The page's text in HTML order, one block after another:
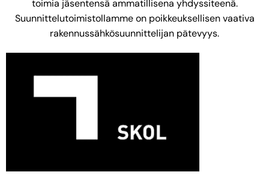
toimia jäsentensä ammatillisena yhdyssiteenä.
Suunnittelutoimistollamme on poikkeuksellisen vaativa
rakennussähkösuunnittelijan pätevyys.